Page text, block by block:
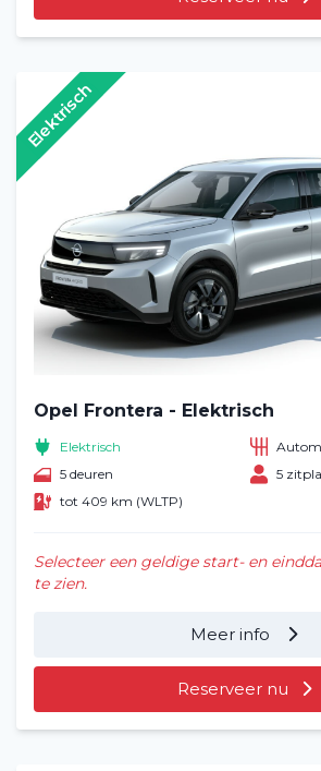
Opel Frontera - Elektrisch
Elektrisch
5 deuren
5
tot 409 km (WLTP)
Selecteer een geldige start- en
te zien.
Meer info
Reserveer nu
Elektrisch